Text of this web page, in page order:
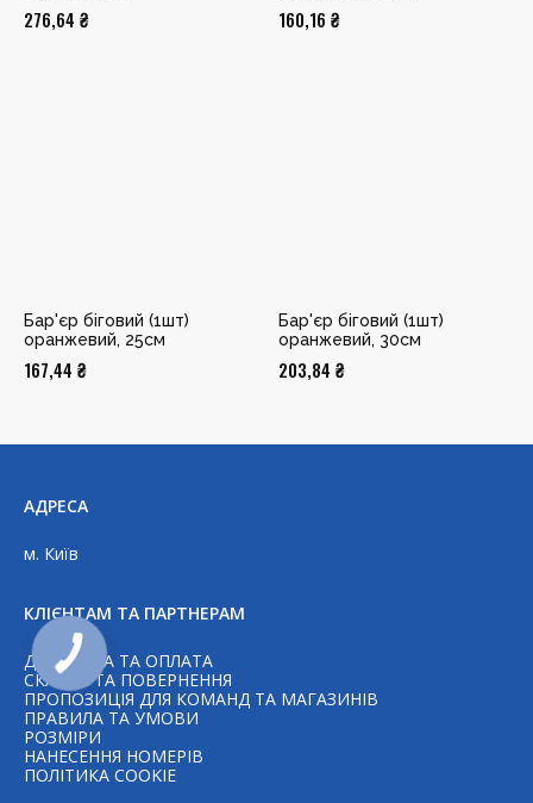
276,64 ₴ 160,16 ₴
Бар'єр біговий (1шт)
оранжевий, 25см
167,44 ₴
Бар'єр біговий (1шт)
оранжевий, 30см
203,84 ₴
АДРЕСА
м. Київ
КЛІЄНТАМ ТА ПАРТНЕРАМ
ДОСТАВКА ТА ОПЛАТА
СКАРГИ ТА ПОВЕРНЕННЯ
ПРОПОЗИЦІЯ ДЛЯ КОМАНД ТА МАГАЗИНІВ
ПРАВИЛА ТА УМОВИ
РОЗМІРИ
НАНЕСЕННЯ НОМЕРІВ
ПОЛІТИКА COOKIE